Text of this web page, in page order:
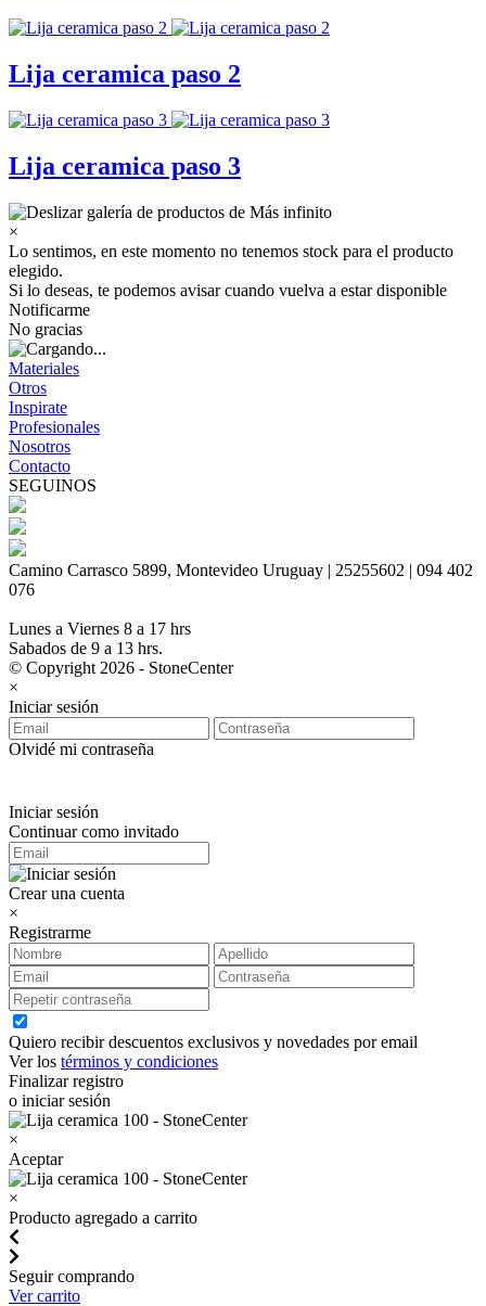
Lija ceramica paso 2
Lija ceramica paso 3
×
Lo sentimos, en este momento no tenemos stock para el producto
elegido.
Si lo deseas, te podemos avisar cuando vuelva a estar disponible
Notificarme
No gracias
Materiales
Otros
Inspirate
Profesionales
Nosotros
Contacto
SEGUINOS
Camino Carrasco 5899, Montevideo Uruguay | 25255602 | 094 402
076
Lunes a Viernes 8 a 17 hrs
Sabados de 9 a 13 hrs.
© Copyright 2026 - StoneCenter
×
Iniciar sesión
Olvidé mi contraseña
Iniciar sesión
Continuar como invitado
Crear una cuenta
×
Registrarme
Quiero recibir descuentos exclusivos y novedades por email
Ver los términos y condiciones
Finalizar registro
o iniciar sesión
×
Aceptar
×
Producto agregado a carrito
Seguir comprando
Ver carrito